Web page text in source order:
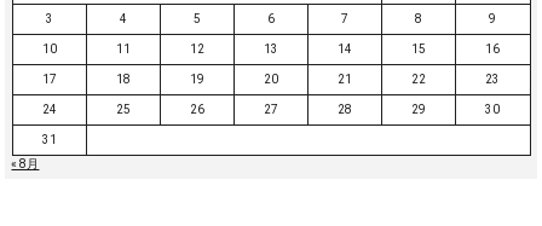
3 4 5 6 7 8 9
10 11 12 13 14 15 16
17 18 19 20 21 22 23
24 25 26 27 28 29 30
31
« 8月